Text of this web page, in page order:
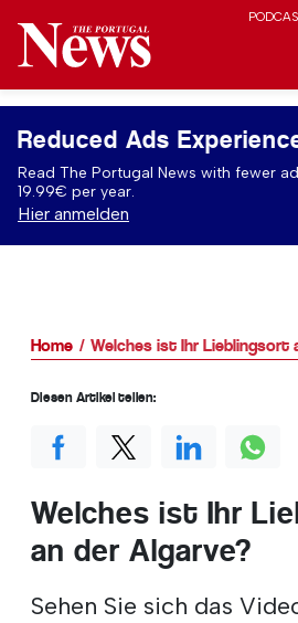
Reduced Ads
Read The Portugal News with fewer
19.99€ per year.
Hier anmelden
Home Welches ist Ihr Lieblingsort
Welches ist Ihr
an der Algarve?
Sehen Sie sich das
Diesen Artikel teilen: